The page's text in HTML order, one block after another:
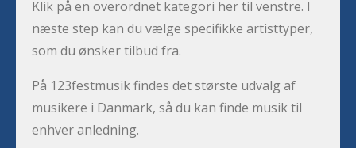
Klik på en overordnet kategori her til venstre. I
næste step kan du vælge specifikke artisttyper,
som du ønsker tilbud fra.
På 123festmusik findes det største udvalg af
musikere i Danmark, så du kan finde musik til
enhver anledning.